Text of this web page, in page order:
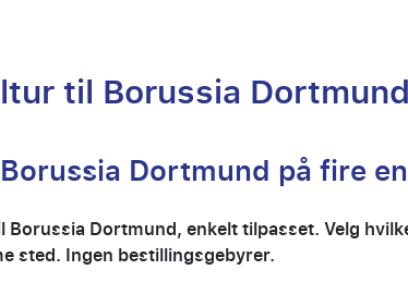
til Borussia Dortmund
Dortmund på fire
Dortmund, enkelt tilpasset. Velg
sted. Ingen bestillingsgebyrer.